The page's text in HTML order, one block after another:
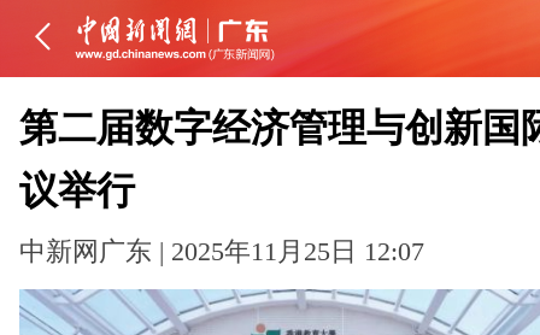
第二届数字经济管理与创新国
议举行
中新网广东 | 2025年11月25日 12:07